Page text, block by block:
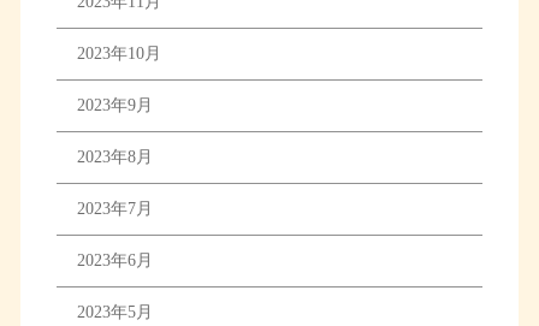
2023年10月
2023年9月
2023年8月
2023年7月
2023年6月
2023年5月